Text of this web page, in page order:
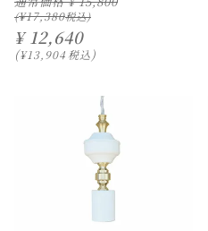
¥17,380
¥ 12,640
¥13,904 税込